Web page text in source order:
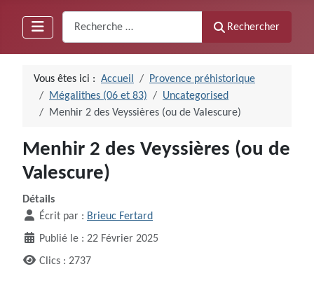
Rechercher
Vous êtes ici : Accueil
Provence préhistorique
Mégalithes (06 et 83)
Uncategorised
Menhir 2 des Veyssières (ou de Valescure)
Menhir 2 des Veyssières (ou de
Valescure)
Détails
Écrit par : Brieuc Fertard
Publié le : 22 Février 2025
Clics : 2737